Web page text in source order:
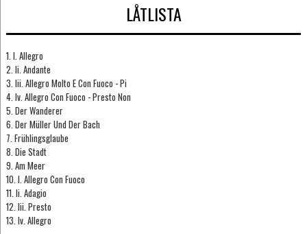
LÅTLISTA
1. I. Allegro
2. Ii. Andante
3. Iii. Allegro Molto E Con Fuoco - Pi
4. Iv. Allegro Con Fuoco - Presto Non
5. Der Wanderer
6. Der Müller Und Der Bach
7. Frühlingsglaube
8. Die Stadt
9. Am Meer
10. I. Allegro Con Fuoco
11. Ii. Adagio
12. Iii. Presto
13. Iv. Allegro